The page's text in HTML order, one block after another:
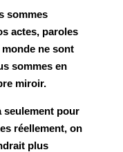
sommes
actes, paroles
ne sont
sommes en
miroir.
seulement pour
réellement, on
plus